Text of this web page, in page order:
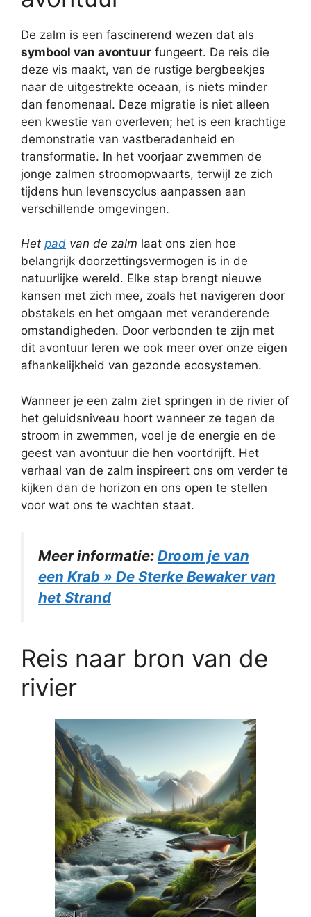
De zalm is een fascinerend wezen dat als
symbool van avontuur fungeert. De reis die
deze vis maakt, van de rustige bergbeekjes
naar de uitgestrekte oceaan, is niets minder
dan fenomenaal. Deze migratie is niet alleen
een kwestie van overleven; het is een krachtige
demonstratie van vastberadenheid en
transformatie. In het voorjaar zwemmen de
jonge zalmen stroomopwaarts, terwijl ze zich
tijdens hun levenscyclus aanpassen aan
verschillende omgevingen.
Het pad van de zalm laat ons zien hoe
belangrijk doorzettingsvermogen is in de
natuurlijke wereld. Elke stap brengt nieuwe
kansen met zich mee, zoals het navigeren door
obstakels en het omgaan met veranderende
omstandigheden. Door verbonden te zijn met
dit avontuur leren we ook meer over onze eigen
afhankelijkheid van gezonde ecosystemen.
Wanneer je een zalm ziet springen in de rivier of
het geluidsniveau hoort wanneer ze tegen de
stroom in zwemmen, voel je de energie en de
geest van avontuur die hen voortdrijft. Het
verhaal van de zalm inspireert ons om verder te
kijken dan de horizon en ons open te stellen
voor wat ons te wachten staat.
Meer informatie: Droom je van
een Krab » De Sterke Bewaker van
het Strand
Reis naar bron van de
rivier